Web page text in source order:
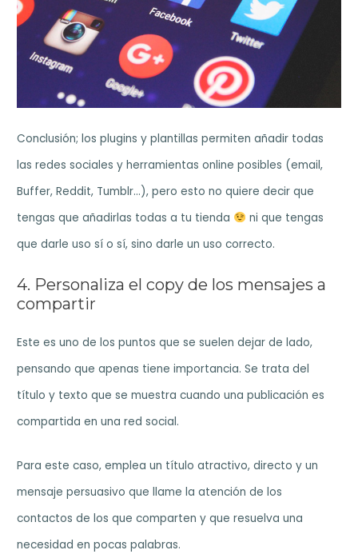
Conclusión; los plugins y plantillas permiten añadir todas
las redes sociales y herramientas online posibles (email,
Buffer, Reddit, Tumblr…), pero esto no quiere decir que
tengas que añadirlas todas a tu tienda
ni que tengas
que darle uso sí o sí, sino darle un uso correcto.
4. Personaliza el copy de los mensajes a
compartir
Este es uno de los puntos que se suelen dejar de lado,
pensando que apenas tiene importancia. Se trata del
título y texto que se muestra cuando una publicación es
compartida en una red social.
Para este caso, emplea un título atractivo, directo y un
mensaje persuasivo que llame la atención de los
contactos de los que comparten y que resuelva una
necesidad en pocas palabras.